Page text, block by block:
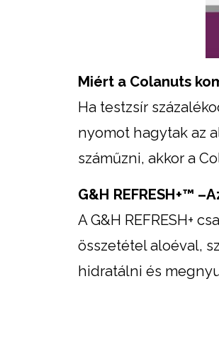
Miért a Colanuts
Ha testzsír
nyomot hagytak az
száműzni, akkor a
G&H REFRESH+™
A G&H REFRESH+
összetétel aloéval,
hidratálni és